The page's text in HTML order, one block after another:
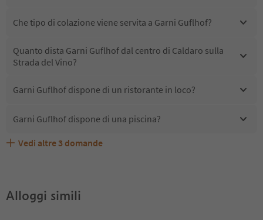
Che tipo di colazione viene servita a Garni Guflhof?
Quanto dista Garni Guflhof dal centro di Caldaro sulla
Strada del Vino?
Garni Guflhof dispone di un ristorante in loco?
Garni Guflhof dispone di una piscina?
Garni Guflhof accetta animali domestici?
Quali servizi/attività sono disponibili presso Garni
Gli ospiti di Garni Guflhof ricevono l'Alto Adige Guest
Vedi altre 3 domande
Alloggi simili